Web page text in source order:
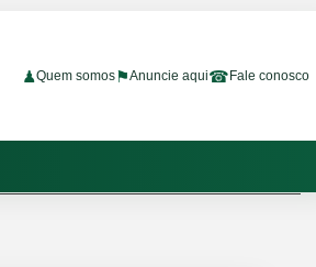
♟Quem somos⚑Anuncie aqui☎ Fale conosco